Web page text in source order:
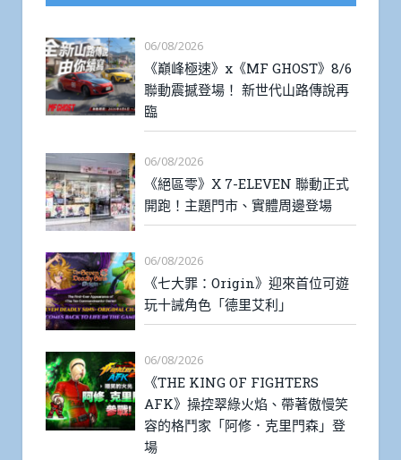
06/08/2026
《巔峰極速》x《MF GHOST》8/6
聯動震撼登場！ 新世代山路傳說再
臨
06/08/2026
《絕區零》X 7-ELEVEN 聯動正式
開跑！主題門市、實體周邊登場
06/08/2026
《七大罪：Origin》迎來首位可遊
玩十誡角色「德里艾利」
06/08/2026
《THE KING OF FIGHTERS
AFK》操控翠綠火焰、帶著傲慢笑
容的格鬥家「阿修．克里門森」登
場